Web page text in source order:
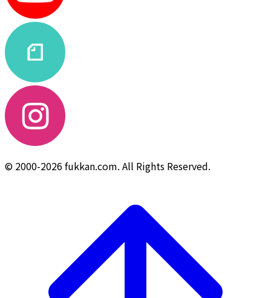
© 2000-2026 fukkan.com. All Rights Reserved.